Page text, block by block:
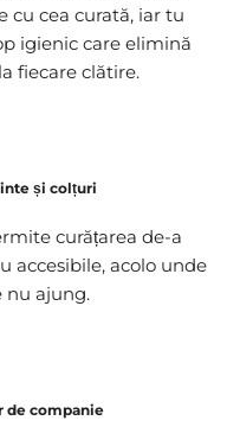
cu cea curată, iar tu
igienic care elimină
fiecare clătire.
și colțuri
curățarea de-a
accesibile, acolo unde
nu ajung.
de companie